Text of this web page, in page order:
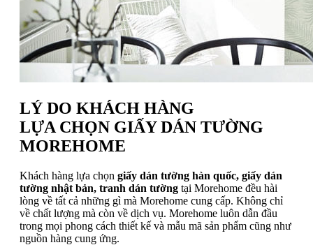
LÝ DO KHÁCH HÀNG
LỰA CHỌN GIẤY DÁN TƯỜNG
MOREHOME
Khách hàng lựa chọn giấy dán tường hàn quốc, giấy dán
tường nhật bản, tranh dán tường tại Morehome đều hài
lòng về tất cả những gì mà Morehome cung cấp. Không chỉ
về chất lượng mà còn về dịch vụ. Morehome luôn dẫn đầu
trong mọi phong cách thiết kế và mẫu mã sản phẩm cũng như
nguồn hàng cung ứng.